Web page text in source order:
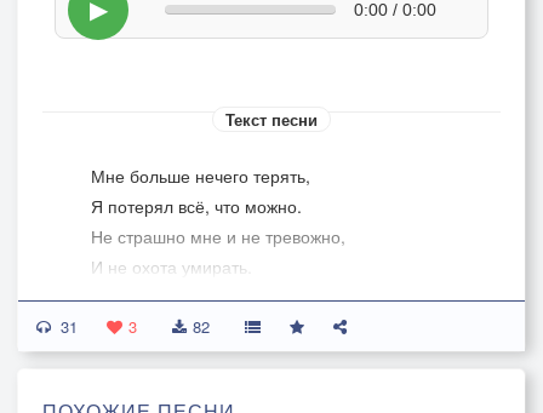
▶ 0:00 / 0:00
Текст песни
Мне больше нечего терять,
Я потерял всё, что можно.
Не страшно мне и не тревожно,
И не охота умирать.
Теперь охота просто жить,
Дышать сквозь холод бетонных плит.
31 3 82